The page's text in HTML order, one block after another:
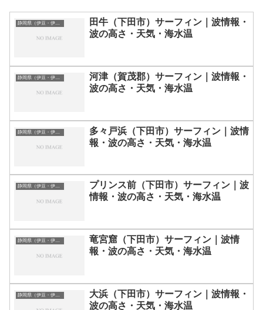
静岡県（伊豆・伊東）のサーフィン波情報・ポイント・スポット一覧
田牛（下田市）サーフィン｜波情報・
波の高さ・天気・海水温
静岡県（伊豆・伊東）のサーフィン波情報・ポイント・スポット一覧
河津（賀茂郡）サーフィン｜波情報・
波の高さ・天気・海水温
静岡県（伊豆・伊東）のサーフィン波情報・ポイント・スポット一覧
多々戸浜（下田市）サーフィン｜波情
報・波の高さ・天気・海水温
静岡県（伊豆・伊東）のサーフィン波情報・ポイント・スポット一覧
プリンス前（下田市）サーフィン｜波
情報・波の高さ・天気・海水温
静岡県（伊豆・伊東）のサーフィン波情報・ポイント・スポット一覧
竜宮窟（下田市）サーフィン｜波情
報・波の高さ・天気・海水温
静岡県（伊豆・伊東）のサーフィン波情報・ポイント・スポット一覧
大浜（下田市）サーフィン｜波情報・
波の高さ・天気・海水温